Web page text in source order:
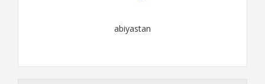
abiyastan